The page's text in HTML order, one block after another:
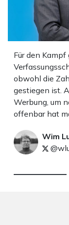
Für den
obwohl die
gestiegen ist.
Werbung, um
offenbar hat
Wim